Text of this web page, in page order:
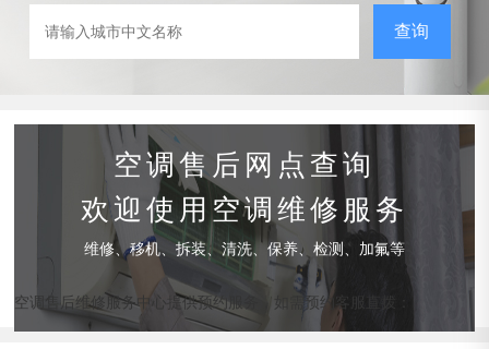
查询
空调售后网点查询
欢迎使用空调维修服务
维修、移机、拆装、清洗、保养、检测、加氟等
空调售后维修服务中心提供预约服务，如需预约客服直拨：